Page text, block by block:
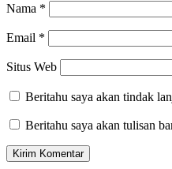
Nama *
Email *
Situs Web
Beritahu saya akan tindak
Beritahu saya akan tulisan